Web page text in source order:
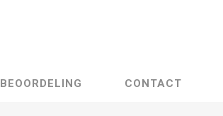
BEOORDELING CONTACT